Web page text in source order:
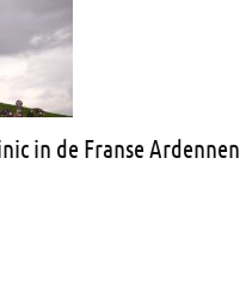
in de Franse Ardennen